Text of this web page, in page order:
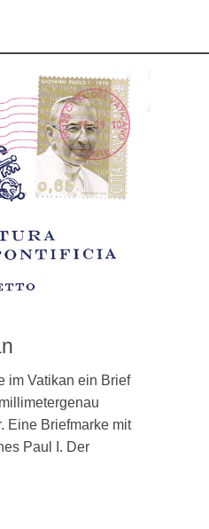
im Vatikan ein Brief
Eine Briefmarke mit
Paul I. Der